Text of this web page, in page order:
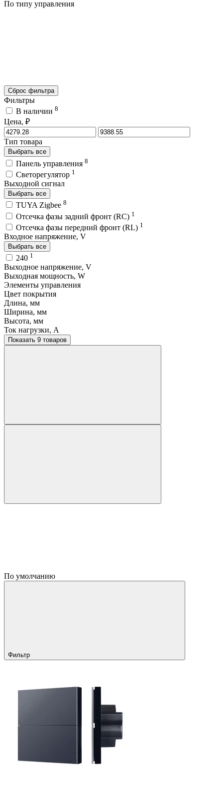
По типу управления
Сброс фильтра
Фильтры
В наличии 8
Цена, ₽
Тип товара
Выбрать все
Панель управления 8
Светорегулятор 1
Выходной сигнал
Выбрать все
TUYA Zigbee 8
Отсечка фазы задний фронт (RC) 1
Отсечка фазы передний фронт (RL) 1
Входное напряжение, V
Выбрать все
240 1
Выходное напряжение, V
Выходная мощность, W
Элементы управления
Цвет покрытия
Длина, мм
Ширина, мм
Высота, мм
Ток нагрузки, A
Показать 9 товаров
По умолчанию
Фильтр